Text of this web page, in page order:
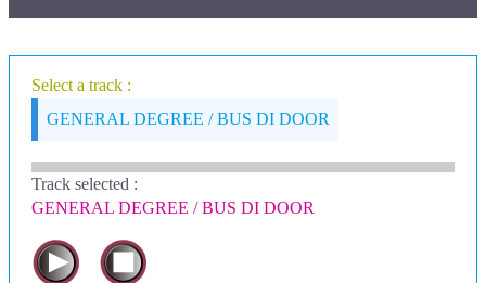
Select a track :
GENERAL DEGREE / BUS DI DOOR
Track selected :
GENERAL DEGREE / BUS DI DOOR